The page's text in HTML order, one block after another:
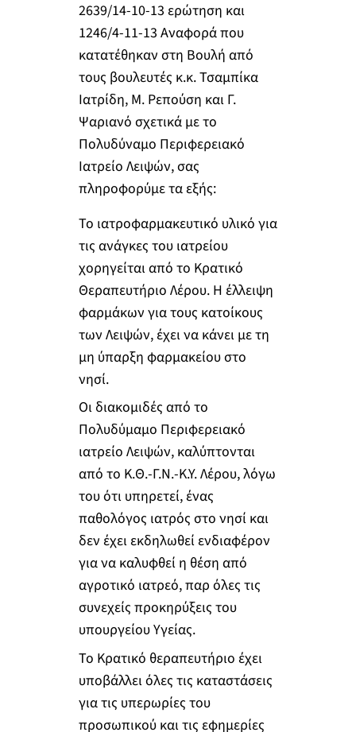
2639/14-10-13 ερώτηση και
1246/4-11-13 Αναφορά που
κατατέθηκαν στη Βουλή από
τους βουλευτές κ.κ. Τσαμπίκα
Ιατρίδη, Μ. Ρεπούση και Γ.
Ψαριανό σχετικά με το
Πολυδύναμο Περιφερειακό
Ιατρείο Λειψών, σας
πληροφορύμε τα εξής:
Το ιατροφαρμακευτικό υλικό για
τις ανάγκες του ιατρείου
χορηγείται από το Κρατικό
Θεραπευτήριο Λέρου. Η έλλειψη
φαρμάκων για τους κατοίκους
των Λειψών, έχει να κάνει με τη
μη ύπαρξη φαρμακείου στο
νησί.
Οι διακομιδές από το
Πολυδύμαμο Περιφερειακό
ιατρείο Λειψών, καλύπτονται
από το Κ.Θ.-Γ.Ν.-Κ.Υ. Λέρου, λόγω
του ότι υπηρετεί, ένας
παθολόγος ιατρός στο νησί και
δεν έχει εκδηλωθεί ενδιαφέρον
για να καλυφθεί η θέση από
αγροτικό ιατρεό, παρ όλες τις
συνεχείς προκηρύξεις του
υπουργείου Υγείας.
Το Κρατικό θεραπευτήριο έχει
υποβάλλει όλες τις καταστάσεις
για τις υπερωρίες του
προσωπικού και τις εφημερίες